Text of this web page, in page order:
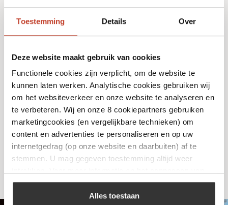
Toestemming Details Over
Deze website maakt gebruik van cookies
Functionele cookies zijn verplicht, om de website te
kunnen laten werken. Analytische cookies gebruiken wij
om het websiteverkeer en onze website te analyseren en
te verbeteren. Wij en onze 8 cookiepartners gebruiken
marketingcookies (en vergelijkbare technieken) om
content en advertenties te personaliseren en op uw
internetgedrag (op onze website en daarbuiten) af te
stemmen. U mag gegeven toestemming altijd weer
uw keuze op onze website verwijzen wij u naar ons
Alles toestaan
Cadac – Quick Release Koppeling – haaks
1/4 links
€16,95
Bekijk